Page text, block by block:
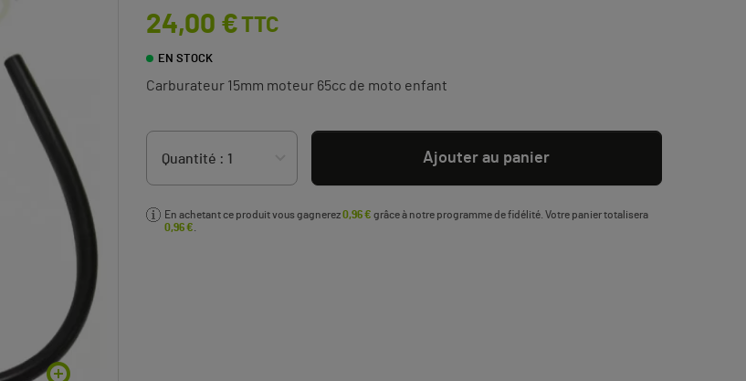
24,00 €TTC
EN STOCK
Carburateur 15mm moteur 65cc de moto enfant
Ajouter au panier
En achetant ce produit vous gagnerez0,96 € grâce à notre programme de fidélité. Votre panier totalisera
0,96 €